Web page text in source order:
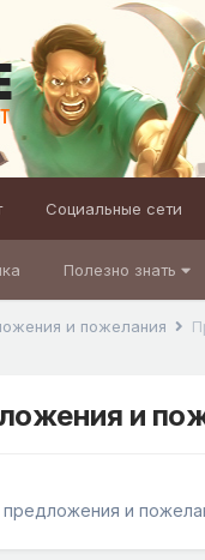
Полезно знать
Социальные сети
и пожелания
и
и